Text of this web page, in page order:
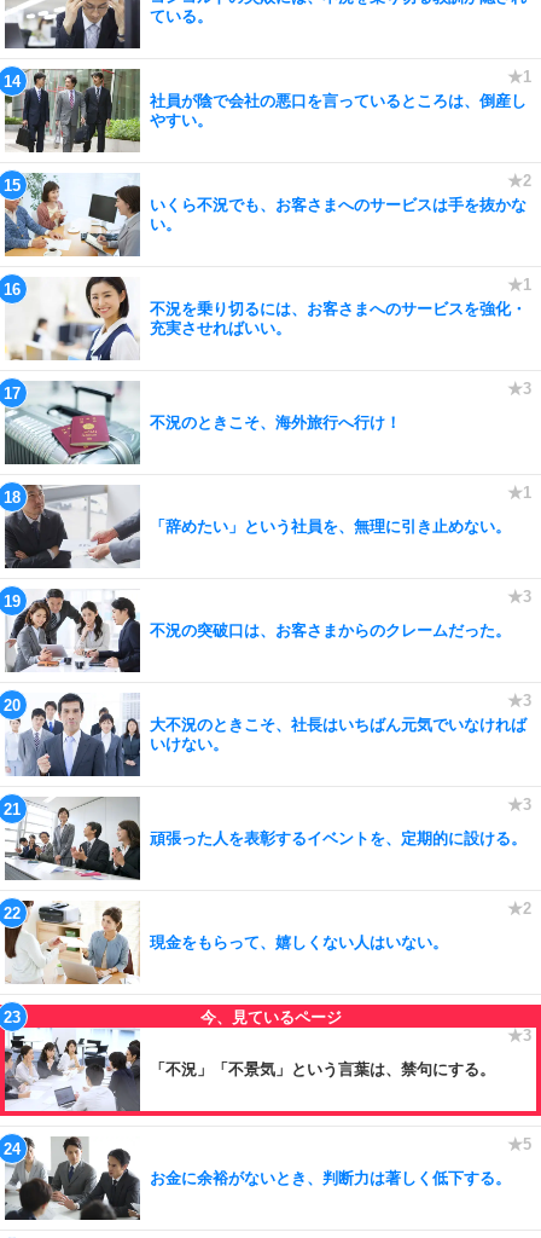
ている。
社員が陰で会社の悪口を言っているところは、倒産し
やすい。
いくら不況でも、お客さまへのサービスは手を抜かな
い。
不況を乗り切るには、お客さまへのサービスを強化・
充実させればいい。
不況のときこそ、海外旅行へ行け！
「辞めたい」という社員を、無理に引き止めない。
不況の突破口は、お客さまからのクレームだった。
大不況のときこそ、社長はいちばん元気でいなければ
いけない。
頑張った人を表彰するイベントを、定期的に設ける。
現金をもらって、嬉しくない人はいない。
「不況」「不景気」という言葉は、禁句にする。
お金に余裕がないとき、判断力は著しく低下する。